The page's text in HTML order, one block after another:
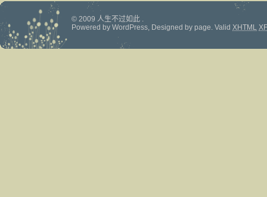
© 2009 人生不过如此 .
Powered by WordPress, Designed by page. Valid XHTML